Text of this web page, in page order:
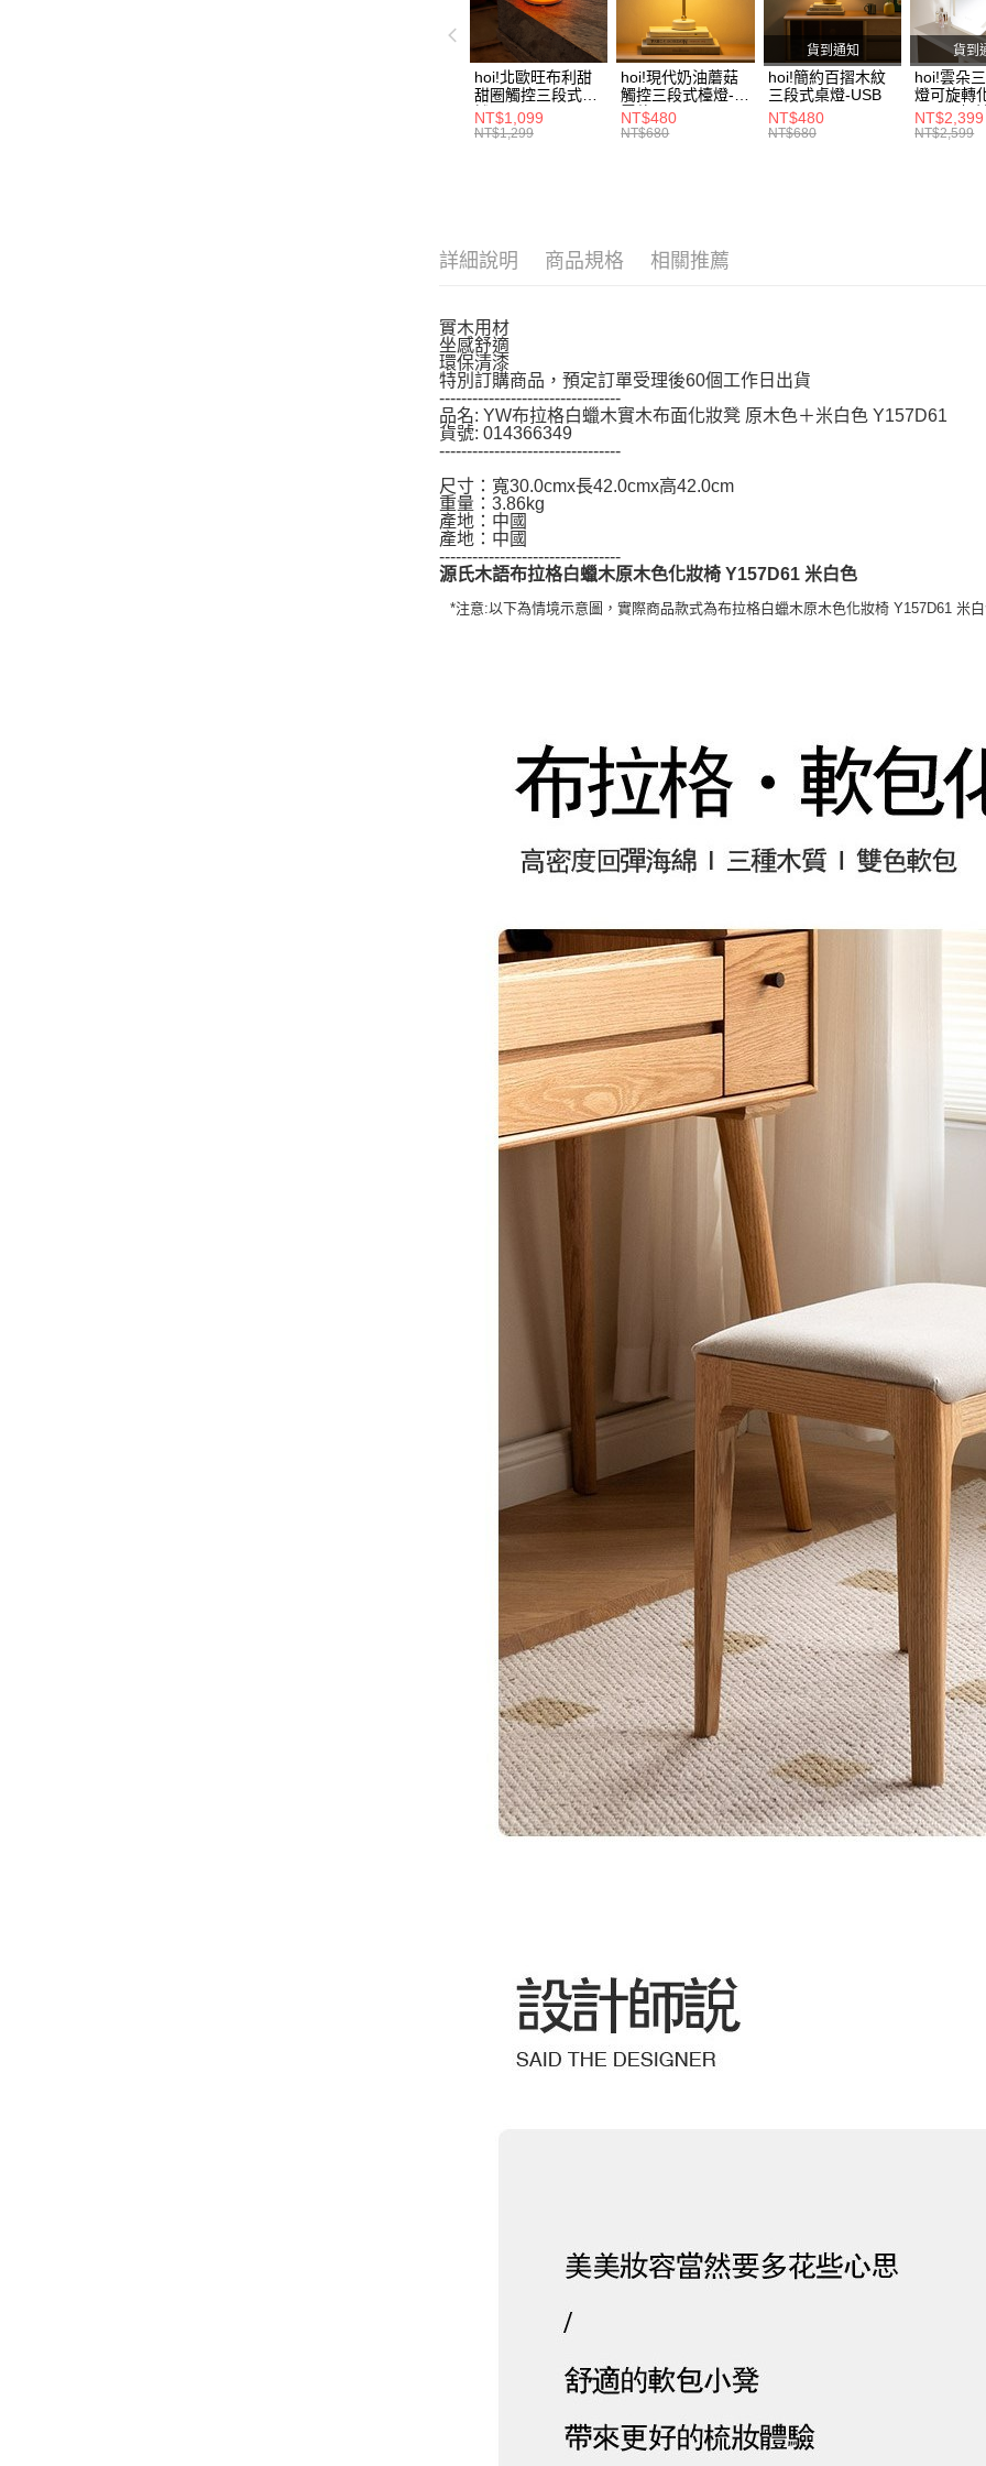
※ 交易是
是否繳費
付客戶支
【注意事
１．透過
交易，需
hoi!北歐旺布利甜
甜圈觸控三段式檯
燈-USB
NT$1,099
NT$1,299
hoi!現代奶油蘑菇
觸控三段式檯燈-充
電款
NT$480
NT$680
貨到通知
hoi!簡約百摺木紋
三段式桌燈-USB
NT$480
NT$680
貨到
hoi!雲朵
燈可旋轉
45*58-奶
NT$2,399
NT$2,599
詳細說明 商品規格 相關推薦
實木用材
坐感舒適
環保清漆
特別訂購商品，預定訂單受理後60個工作日出貨
---------------------------------
品名: YW布拉格白蠟木實木布面化妝凳 原木色＋米白色 Y157D61
貨號: 014366349
---------------------------------
尺寸：寬30.0cmx長42.0cmx高42.0cm
重量：3.86kg
產地：中國
產地：中國
---------------------------------
源氏木語布拉格白蠟木原木色化妝椅 Y157D61 米白色
*注意:以下為情境示意圖，實際商品款式為布拉格白蠟木原木色化妝椅 Y157D61 米